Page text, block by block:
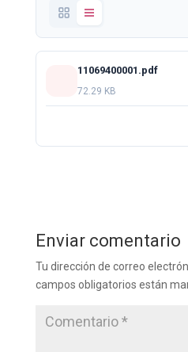
11069400001.pdf
72.29 KB
Enviar comentario
Tu dirección de correo
campos obligatorios están